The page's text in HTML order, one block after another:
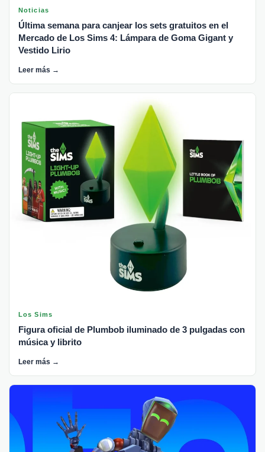
Noticias
Última semana para canjear los sets gratuitos en el
Mercado de Los Sims 4: Lámpara de Goma Gigant y
Vestido Lirio
Leer más →
Los Sims
Figura oficial de Plumbob iluminado de 3 pulgadas con
música y librito
Leer más →